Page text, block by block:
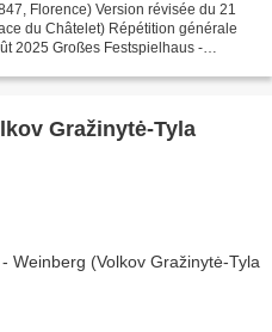
Florence) Version révisée du 21
du Châtelet) Répétition générale
2025 Großes Festspielhaus -
Gražinytė-Tyla